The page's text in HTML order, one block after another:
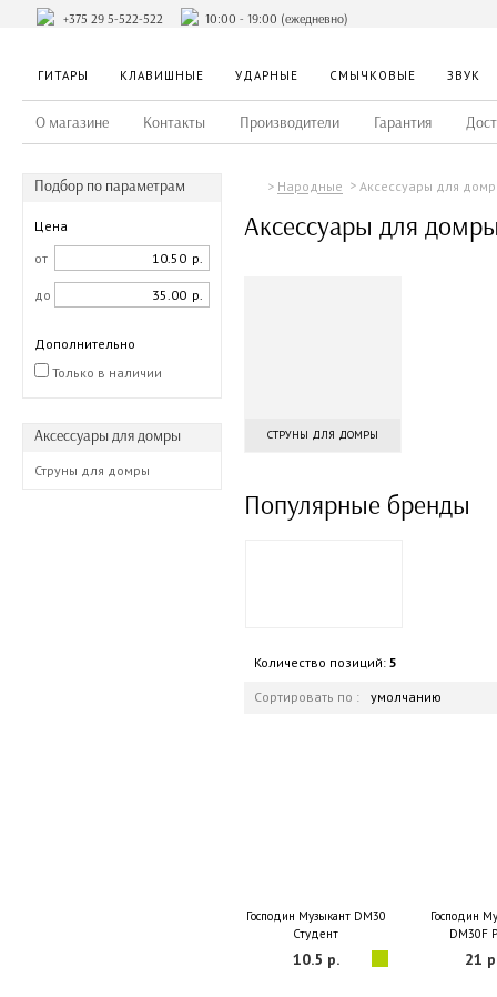
+375 29 5-522-522 10:00 - 19:00 (ежедневно)
ГИТАРЫ КЛАВИШНЫЕ УДАРНЫЕ СМЫЧКОВЫЕ ЗВУК
О магазине Контакты Производители Гарантия
Подбор по параметрам
Цена
от
р.
до р.
Дополнительно
Только в наличии
Аксессуары для домры
Струны для домры
Народные Аксессуары для
Аксессуары для
СТРУНЫ ДЛЯ ДОМРЫ
Популярные бренды
Количество позиций: 5
Сортировать по : умолчанию
Господин Музыкант DM30
Студент
10.5 р.
Господин
DM30F
21